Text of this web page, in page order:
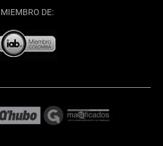
MIEMBRO DE: